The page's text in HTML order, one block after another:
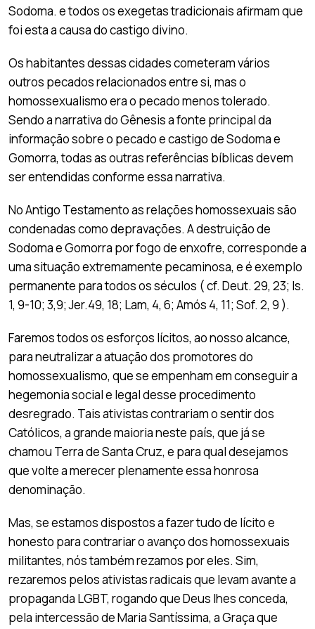
Sodoma. e todos os exegetas tradicionais afirmam que
foi esta a causa do castigo divino.
Os habitantes dessas cidades cometeram vários
outros pecados relacionados entre si, mas o
homossexualismo era o pecado menos tolerado.
Sendo a narrativa do Gênesis a fonte principal da
informação sobre o pecado e castigo de Sodoma e
Gomorra, todas as outras referências bíblicas devem
ser entendidas conforme essa narrativa.
No Antigo Testamento as relações homossexuais são
condenadas como depravações. A destruição de
Sodoma e Gomorra por fogo de enxofre, corresponde a
uma situação extremamente pecaminosa, e é exemplo
permanente para todos os séculos ( cf. Deut. 29, 23; Is.
1, 9-10; 3,9; Jer.49, 18; Lam, 4, 6; Amós 4, 11; Sof. 2, 9 ).
Faremos todos os esforços lícitos, ao nosso alcance,
para neutralizar a atuação dos promotores do
homossexualismo, que se empenham em conseguir a
hegemonia social e legal desse procedimento
desregrado. Tais ativistas contrariam o sentir dos
Católicos, a grande maioria neste país, que já se
chamou Terra de Santa Cruz, e para qual desejamos
que volte a merecer plenamente essa honrosa
denominação.
Mas, se estamos dispostos a fazer tudo de lícito e
honesto para contrariar o avanço dos homossexuais
militantes, nós também rezamos por eles. Sim,
rezaremos pelos ativistas radicais que levam avante a
propaganda LGBT, rogando que Deus lhes conceda,
pela intercessão de Maria Santíssima, a Graça que